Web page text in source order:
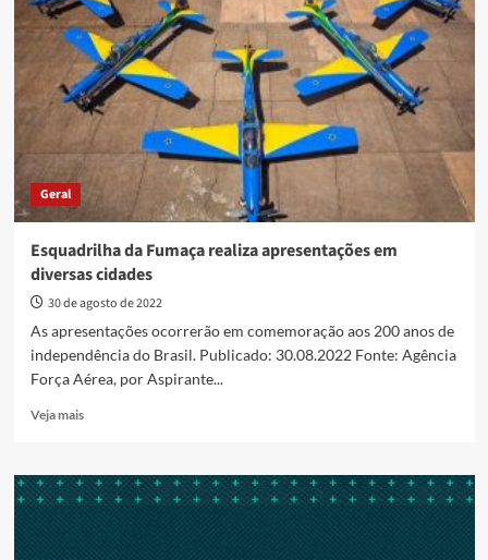
é
reconhecida
como
bem
cultural
imaterial
da
FAB
Geral
Esquadrilha da Fumaça realiza apresentações em
diversas cidades
30 de agosto de 2022
As apresentações ocorrerão em comemoração aos 200 anos de
independência do Brasil. Publicado: 30.08.2022 Fonte: Agência
Força Aérea, por Aspirante...
Veja maisRead
Esquadrilha